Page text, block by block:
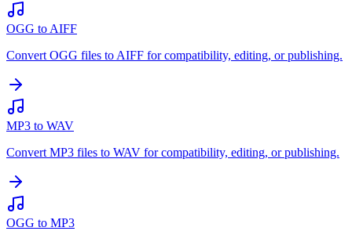
OGG to AIFF
Convert OGG files to AIFF for compatibility, editing, or publishing.
MP3 to WAV
Convert MP3 files to WAV for compatibility, editing, or publishing.
OGG to MP3